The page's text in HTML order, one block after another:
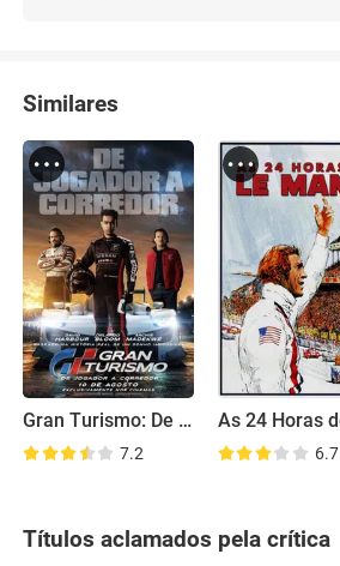
Similares
Gran Turismo: De Jogador a Corredor
7.2 6.7
Títulos aclamados pela crítica